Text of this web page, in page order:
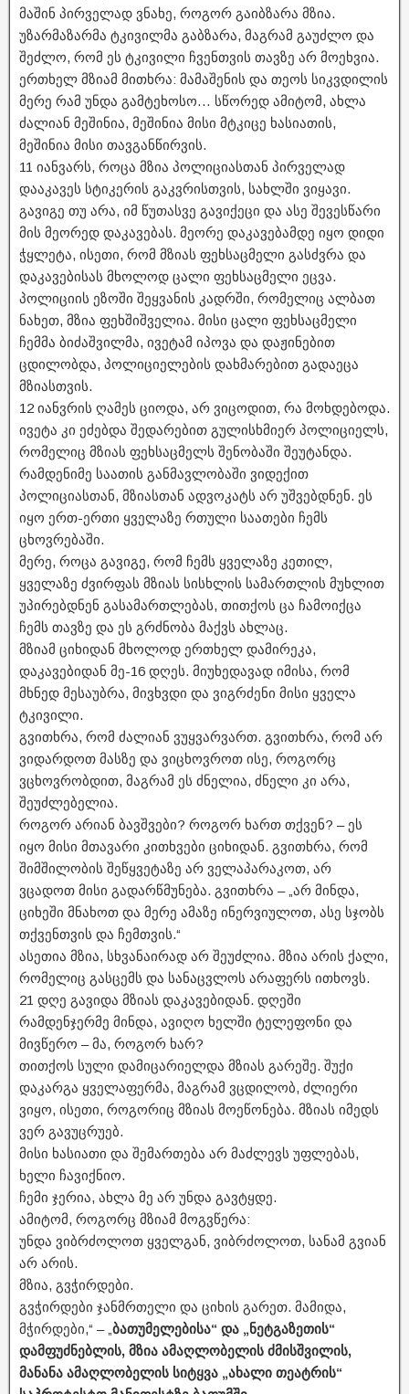
მაშინ პირველად ვნახე, როგორ გაიბზარა მზია.
უზარმაზარმა ტკივილმა გაბზარა, მაგრამ გაუძლო და
შეძლო, რომ ეს ტკივილი ჩვენთვის თავზე არ მოეხვია.
ერთხელ მზიამ მითხრა: მამაშენის და თეოს სიკვდილის
მერე რამ უნდა გამტეხოსო… სწორედ ამიტომ, ახლა
ძალიან მეშინია, მეშინია მისი მტკიცე ხასიათის,
მეშინია მისი თავგანწირვის.
11 იანვარს, როცა მზია პოლიციასთან პირველად
დააკავეს სტიკერის გაკვრისთვის, სახლში ვიყავი.
გავიგე თუ არა, იმ წუთასვე გავიქეცი და ასე შევესწარი
მის მეორედ დაკავებას. მეორე დაკავებამდე იყო დიდი
ჭყლეტა, ისეთი, რომ მზიას ფეხსაცმელი გასძვრა და
დაკავებისას მხოლოდ ცალი ფეხსაცმელი ეცვა.
პოლიციის ეზოში შეყვანის კადრში, რომელიც ალბათ
ნახეთ, მზია ფეხშიშველია. მისი ცალი ფეხსაცმელი
ჩემმა ბიძაშვილმა, ივეტამ იპოვა და დაჟინებით
ცდილობდა, პოლიციელების დახმარებით გადაეცა
მზიასთვის.
12 იანვრის ღამეს ციოდა, არ ვიცოდით, რა მოხდებოდა.
ივეტა კი ეძებდა შედარებით გულისხმიერ პოლიციელს,
რომელიც მზიას ფეხსაცმელს შენობაში შეუტანდა.
რამდენიმე საათის განმავლობაში ვიდექით
პოლიციასთან, მზიასთან ადვოკატს არ უშვებდნენ. ეს
იყო ერთ-ერთი ყველაზე რთული საათები ჩემს
ცხოვრებაში.
მერე, როცა გავიგე, რომ ჩემს ყველაზე კეთილ,
ყველაზე ძვირფას მზიას სისხლის სამართლის მუხლით
უპირებდნენ გასამართლებას, თითქოს ცა ჩამოიქცა
ჩემს თავზე და ეს გრძნობა მაქვს ახლაც.
მზიამ ციხიდან მხოლოდ ერთხელ დამირეკა,
დაკავებიდან მე-16 დღეს. მიუხედავად იმისა, რომ
მხნედ მესაუბრა, მივხვდი და ვიგრძენი მისი ყველა
ტკივილი.
გვითხრა, რომ ძალიან ვუყვარვართ. გვითხრა, რომ არ
ვიდარდოთ მასზე და ვიცხოვროთ ისე, როგორც
ვცხოვრობდით, მაგრამ ეს ძნელია, ძნელი კი არა,
შეუძლებელია.
როგორ არიან ბავშვები? როგორ ხართ თქვენ? – ეს
იყო მისი მთავარი კითხვები ციხიდან. გვითხრა, რომ
შიმშილობის შეწყვეტაზე არ ველაპარაკოთ, არ
ვცადოთ მისი გადარწმუნება. გვითხრა – „არ მინდა,
ციხეში მნახოთ და მერე ამაზე ინერვიულოთ, ასე სჯობს
თქვენთვის და ჩემთვის.“
ასეთია მზია, სხვანაირად არ შეუძლია. მზია არის ქალი,
რომელიც გასცემს და სანაცვლოს არაფერს ითხოვს.
21 დღე გავიდა მზიას დაკავებიდან. დღეში
რამდენჯერმე მინდა, ავიღო ხელში ტელეფონი და
მივწერო – მა, როგორ ხარ?
თითქოს სული დამიცარიელდა მზიას გარეშე. შუქი
დაკარგა ყველაფერმა, მაგრამ ვცდილობ, ძლიერი
ვიყო, ისეთი, როგორიც მზიას მოეწონება. მზიას იმედს
ვერ გავუცრუებ.
მისი ხასიათი და შემართება არ მაძლევს უფლებას,
ხელი ჩავიქნიო.
ჩემი ჯერია, ახლა მე არ უნდა გავტყდე.
ამიტომ, როგორც მზიამ მოგვწერა:
უნდა ვიბრძოლოთ ყველგან, ვიბრძოლოთ, სანამ გვიან
არ არის.
მზია, გვჭირდები.
გვჭირდები ჯანმრთელი და ციხის გარეთ. მამიდა,
მჭირდები,“ – „ ბათუმელებისა“ და „ნეტგაზეთის“
დამფუძნებლის, მზია ამაღლობელის ძმისშვილის,
მანანა ამაღლობელის სიტყვა „ახალი თეატრის“